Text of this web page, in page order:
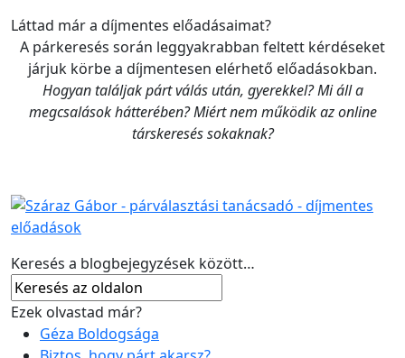
Láttad már a díjmentes előadásaimat?
A párkeresés során leggyakrabban feltett kérdéseket
járjuk körbe a díjmentesen elérhető előadásokban.
Hogyan találjak párt válás után, gyerekkel? Mi áll a
megcsalások hátterében? Miért nem működik az online
társkeresés sokaknak?
Keresés a blogbejegyzések között…
Ezek olvastad már?
Géza Boldogsága